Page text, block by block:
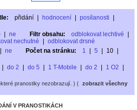
přidání hodnocení posílanosti
ne Filtr obsahu: odblokovat lechtivé
nechutné
odblokovat drsné
ne Počet na stránku: 1 5 10
do 2 do 5 1 T-Mobile do 2 1 O2
pranostiky nezobrazují. ) ( zobrazit všechny
V PRANOSTIKÁCH